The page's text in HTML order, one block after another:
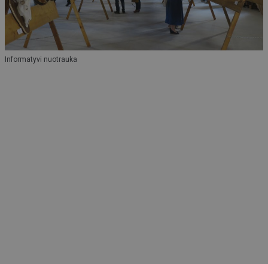
Informatyvi nuotrauka